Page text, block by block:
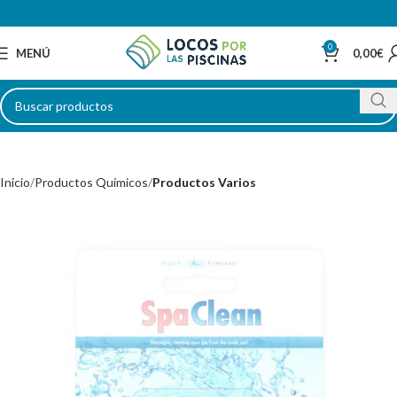
MENÚ 0 0,00€
Inicio Productos Químicos Productos Varios